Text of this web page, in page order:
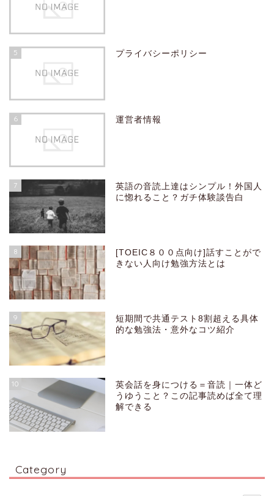
5 プライバシーポリシー
6 運営者情報
7
英語の音読上達はシンプル！外国人
に惚れること？ガチ体験談告白
8
[TOEIC８００点向け]話すことがで
きない人向け勉強方法とは
9
短期間で共通テスト8割超える具体
的な勉強法・意外なコツ紹介
10
英会話を身につける＝音読｜一体ど
うゆうこと？この記事読めば全て理
解できる
Category